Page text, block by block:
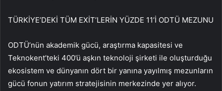
TÜRKİYE’DEKİ TÜM EXİT’LERİN YÜZDE 11’İ ODTÜ MEZUNU
ODTÜ’nün akademik gücü, araştırma kapasitesi ve
Teknokent’teki 400’ü aşkın teknoloji şirketi ile oluşturduğu
ekosistem ve dünyanın dört bir yanına yayılmış mezunların
gücü fonun yatırım stratejisinin merkezinde yer alıyor.